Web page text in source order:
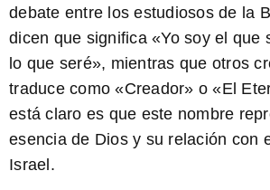
debate entre los estudiosos de la
dicen que significa «Yo soy el que
lo que seré», mientras que otros
traduce como «Creador» o «El
está claro es que este nombre
esencia de Dios y su relación con
Israel.